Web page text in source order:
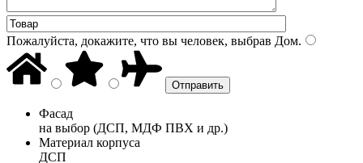
Пожалуйста, докажите, что вы человек, выбрав Дом.
Фасад
на выбор (ДСП, МДФ ПВХ и др.)
Материал корпуса
ДСП